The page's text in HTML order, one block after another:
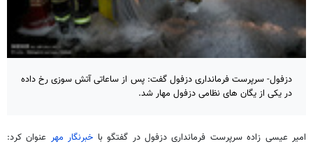
دزفول- سرپرست فرمانداری دزفول گفت: پس از ساعاتی آتش سوزی رخ داده
در یکی از یگان های نظامی دزفول مهار شد.
امیر عیسی زاده سرپرست فرمانداری دزفول در گفتگو با خبرنگار مهر عنوان کرد: